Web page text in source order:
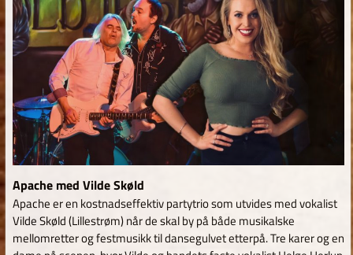
Apache med Vilde Skøld
Apache er en kostnadseffektiv partytrio som utvides med vokalist
Vilde Skøld (Lillestrøm) når de skal by på både musikalske
mellomretter og festmusikk til dansegulvet etterpå. Tre karer og en